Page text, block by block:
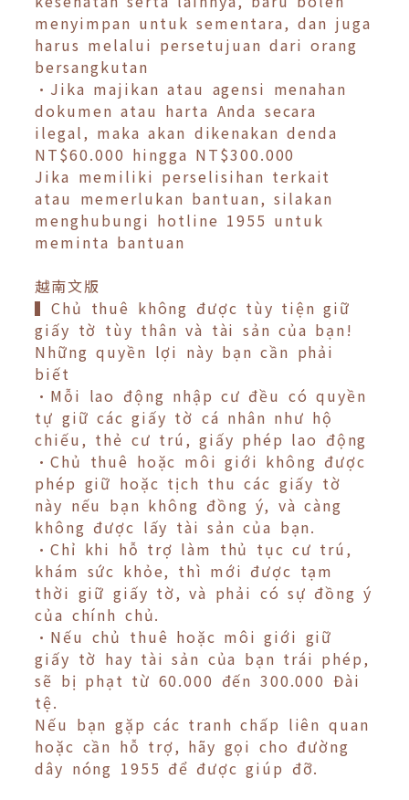
menyimpan untuk sementara, dan juga
harus melalui persetujuan dari orang
bersangkutan
•Jika majikan atau agensi menahan
dokumen atau harta Anda secara
ilegal, maka akan dikenakan denda
NT$60.000 hingga NT$300.000
Jika memiliki perselisihan terkait
atau memerlukan bantuan, silakan
menghubungi hotline 1955 untuk
meminta bantuan
越南文版
▍Chủ thuê không được tùy tiện giữ
giấy tờ tùy thân và tài sản của bạn!
Những quyền lợi này bạn cần phải
biết
•Mỗi lao động nhập cư đều có quyền
tự giữ các giấy tờ cá nhân như hộ
chiếu, thẻ cư trú, giấy phép lao động
•Chủ thuê hoặc môi giới không được
phép giữ hoặc tịch thu các giấy tờ
này nếu bạn không đồng ý, và càng
không được lấy tài sản của bạn.
•Chỉ khi hỗ trợ làm thủ tục cư trú,
khám sức khỏe, thì mới được tạm
thời giữ giấy tờ, và phải có sự đồng ý
của chính chủ.
•Nếu chủ thuê hoặc môi giới giữ
giấy tờ hay tài sản của bạn trái phép,
sẽ bị phạt từ 60.000 đến 300.000 Đài
tệ.
Nếu bạn gặp các tranh chấp liên quan
hoặc cần hỗ trợ, hãy gọi cho đường
dây nóng 1955 để được giúp đỡ.